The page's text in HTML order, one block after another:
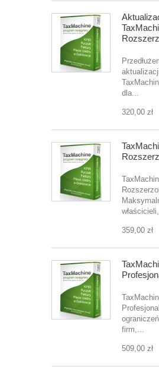
dla...
320,00 zł
359,00 zł
firm,...
509,00 zł